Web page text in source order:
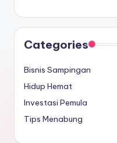
Categories
Bisnis Sampingan
Hidup Hemat
Investasi Pemula
Tips Menabung